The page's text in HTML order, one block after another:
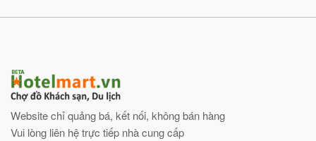
Website chỉ quảng bá, kết nối, không bán hàng
Vui lòng liên hệ trực tiếp nhà cung cấp